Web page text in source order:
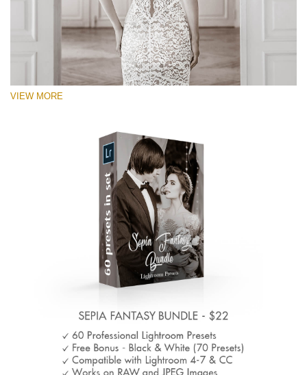
VIEW MORE